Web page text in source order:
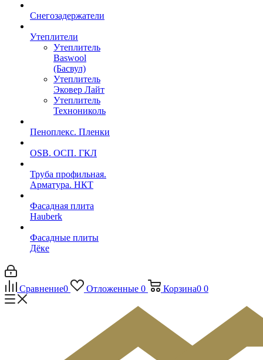
Снегозадержатели
Утеплители
Утеплитель
Baswool
(Басвул)
Утеплитель
Эковер Лайт
Утеплитель
Технониколь
Пеноплекс. Пленки
OSB. ОСП. ГКЛ
Труба профильная.
Арматура. НКТ
Фасадная плита
Hauberk
Фасадные плиты
Дёке
Сравнение0 Отложенные 0 Корзина0 0